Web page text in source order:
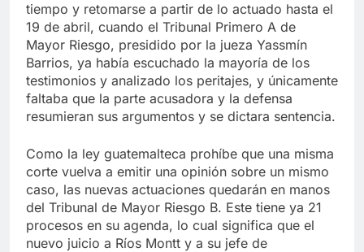
tiempo y retomarse a partir de lo actuado hasta el
19 de abril, cuando el Tribunal Primero A de
Mayor Riesgo, presidido por la jueza Yassmín
Barrios, ya había escuchado la mayoría de los
testimonios y analizado los peritajes, y únicamente
faltaba que la parte acusadora y la defensa
resumieran sus argumentos y se dictara sentencia.
Como la ley guatemalteca prohíbe que una misma
corte vuelva a emitir una opinión sobre un mismo
caso, las nuevas actuaciones quedarán en manos
del Tribunal de Mayor Riesgo B. Este tiene ya 21
procesos en su agenda, lo cual significa que el
nuevo juicio a Ríos Montt y a su jefe de